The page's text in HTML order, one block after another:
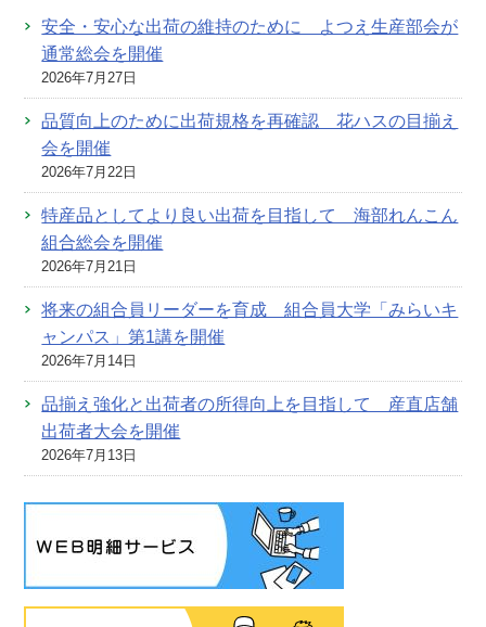
安全・安心な出荷の維持のために よつえ生産部会が
通常総会を開催
2026年7月27日
品質向上のために出荷規格を再確認 花ハスの目揃え
会を開催
2026年7月22日
特産品としてより良い出荷を目指して 海部れんこん
組合総会を開催
2026年7月21日
将来の組合員リーダーを育成 組合員大学「みらいキ
ャンパス」第1講を開催
2026年7月14日
品揃え強化と出荷者の所得向上を目指して 産直店舗
出荷者大会を開催
2026年7月13日